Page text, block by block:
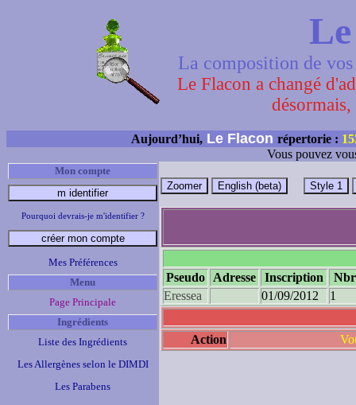
La composition de
Le Flacon a changé
Aujourd’hui, Le Flacon répertorie :
Vous pouvez
Mon compte
Pourquoi devrais-je m'identifier ?
Mes Préférences
Menu
Page Principale
Ingrédients
Liste des Ingrédients
Les Allergènes selon le DIMDI
Les Parabens
Pseudo Adresse Inscription
Eressea
01/09/2012 1
Action